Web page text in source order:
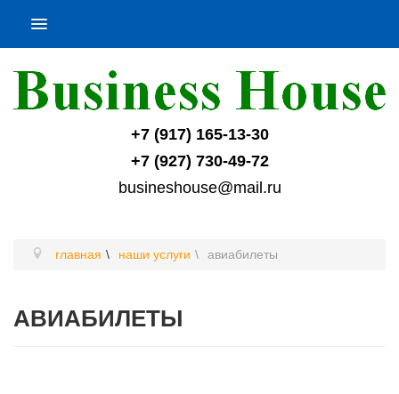
+7 (917) 165-13-30
+7 (927) 730-49-72
busineshouse@mail.ru
главная наши услуги авиабилеты
АВИАБИЛЕТЫ